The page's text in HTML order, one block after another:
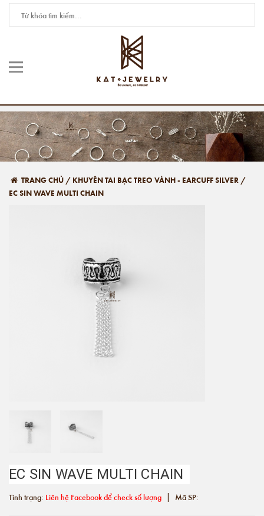
TRANG CHỦ / KHUYÊN TAI BẠC TREO VÀNH - EARCUFF SILVER /
EC SIN WAVE MULTI CHAIN
EC SIN WAVE MULTI CHAIN
Tình trạng: Liên hệ Facebook để check số lượng | Mã SP: